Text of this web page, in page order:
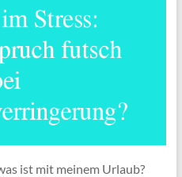
ist mit meinem Urlaub?